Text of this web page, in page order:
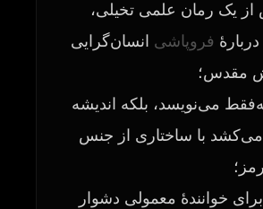
از یک رمان علمی‌ ‌تخیلی،
فروپاشی انسان‌گرایی
مقدس؛
می‌نویسد، بلکه اندیشه
با ساختاری از جنس
برای خوانندهٔ معمولی دشوار